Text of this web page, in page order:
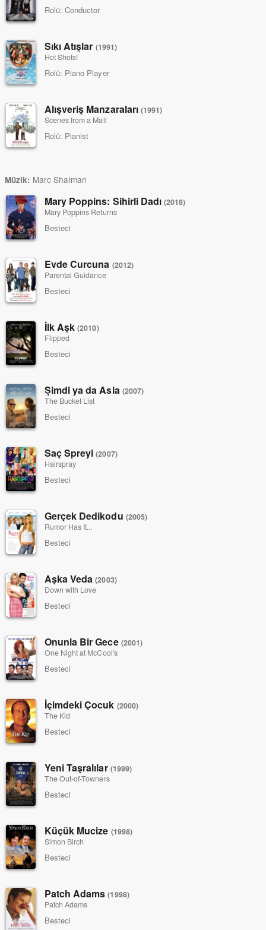
Rolü: Conductor
Sıkı Atışlar (1991)
Hot Shots!
Rolü: Piano Player
Alışveriş Manzaraları (1991)
Scenes from a Mall
Rolü: Pianist
Müzik: Marc Shaiman
Mary Poppins: Sihirli Dadı(2018)
Mary Poppins Returns
Besteci
Evde Curcuna (2012)
Parental Guidance
Besteci
İlk Aşk(2010)
Flipped
Besteci
Şimdi ya da Asla (2007)
The Bucket List
Besteci
Saç Spreyi(2007)
Hairspray
Besteci
Gerçek Dedikodu (2005)
Rumor Has It...
Besteci
Aşka Veda(2003)
Down with Love
Besteci
Onunla Bir Gece (2001)
One Night at McCool's
Besteci
İçimdeki Çocuk (2000)
The Kid
Besteci
Yeni Taşralılar (1999)
The Out-of-Towners
Besteci
Küçük Mucize (1998)
Simon Birch
Besteci
Patch Adams(1998)
Patch Adams
Besteci